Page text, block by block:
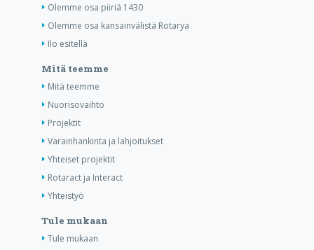
Olemme osa piiriä 1430
Olemme osa kansainvälistä Rotarya
Ilo esitellä
Mitä teemme
Mitä teemme
Nuorisovaihto
Projektit
Varainhankinta ja lahjoitukset
Yhteiset projektit
Rotaract ja Interact
Yhteistyö
Tule mukaan
Tule mukaan